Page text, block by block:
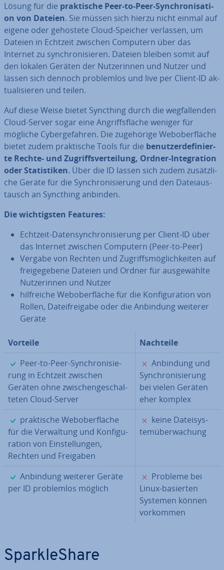
Lösung für die prak­ti­sche Peer-to-Peer-Syn­chro­ni­sa­ti­
on von Dateien. Sie müssen sich hierzu nicht einmal auf
eigene oder gehostete Cloud-Speicher verlassen, um
Dateien in Echtzeit zwischen Computern über das
Internet zu syn­chro­ni­sie­ren. Dateien bleiben somit auf
den lokalen Geräten der Nut­ze­rin­nen und Nutzer und
lassen sich dennoch pro­blem­los und live per Client-ID ak­
tua­li­sie­ren und teilen.
Auf diese Weise bietet Syncthing durch die weg­fal­len­den
Cloud-Server sogar eine An­griffs­flä­che weniger für
mögliche Cy­ber­ge­fah­ren. Die zu­ge­hö­ri­ge Web­ober­flä­che
bietet zudem prak­ti­sche Tools für die be­nut­zer­de­fi­nier­
te Rechte- und Zu­griffs­ver­tei­lung, Ordner-In­te­gra­ti­on
oder Sta­tis­ti­ken. Über die ID lassen sich zudem zu­sätz­li­
che Geräte für die Syn­chro­ni­sie­rung und den Da­tei­aus­
tausch an Syncthing anbinden.
Die wich­tigs­ten Features:
Echtzeit-Da­ten­syn­chro­ni­sie­rung per Client-ID über
das Internet zwischen Computern (Peer-to-Peer)
Vergabe von Rechten und Zu­griffs­mög­lich­kei­ten auf
frei­ge­ge­be­ne Dateien und Ordner für aus­ge­wähl­te
Nut­ze­rin­nen und Nutzer
hilf­rei­che Web­ober­flä­che für die Kon­fi­gu­ra­ti­on von
Rollen, Da­tei­frei­ga­be oder die Anbindung weiterer
Geräte
Vorteile
Nachteile
✓
Peer-to-Peer-Syn­chro­ni­sie­
rung in Echtzeit zwischen
Geräten ohne zwi­schen­ge­schal­
te­ten Cloud-Server
✗
Anbindung und
Syn­chro­ni­sie­rung
bei vielen Geräten
eher komplex
✓
prak­ti­sche Web­ober­flä­che
für die Ver­wal­tung und Kon­fi­gu­
ra­ti­on von Ein­stel­lun­gen,
Rechten und Freigaben
✗
keine Da­tei­sys­
tem­über­wa­chung
✓
Anbindung weiterer Geräte
per ID pro­blem­los möglich
✗
Probleme bei
Linux-basierten
Systemen können
vorkommen
Spar­kle­Sha­re